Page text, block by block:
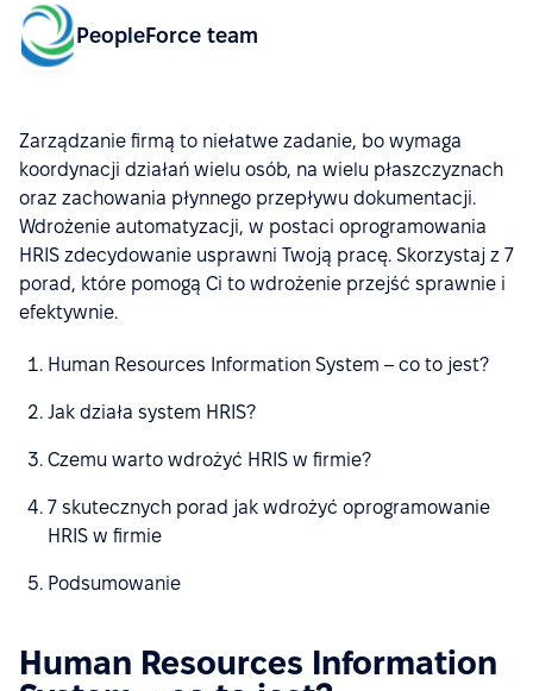
PeopleForce team
Zarządzanie firmą to niełatwe zadanie, bo wymaga
koordynacji działań wielu osób, na wielu płaszczyznach
oraz zachowania płynnego przepływu dokumentacji.
Wdrożenie automatyzacji, w postaci oprogramowania
HRIS zdecydowanie usprawni Twoją pracę. Skorzystaj z 7
porad, które pomogą Ci to wdrożenie przejść sprawnie i
efektywnie.
Human Resources Information System – co to jest?
Jak działa system HRIS?
Czemu warto wdrożyć HRIS w firmie?
7 skutecznych porad jak wdrożyć oprogramowanie
HRIS w firmie
Podsumowanie
Human Resources Information